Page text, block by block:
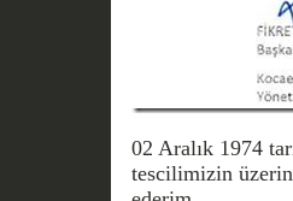
02 Aralık 1974
tescilimizin